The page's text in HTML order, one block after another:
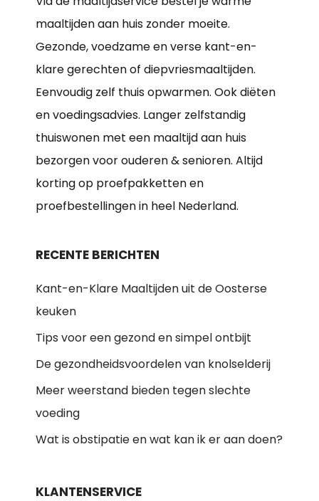
maaltijden aan huis zonder moeite.
Gezonde, voedzame en verse kant-en-
klare gerechten of diepvriesmaaltijden.
Eenvoudig zelf thuis opwarmen. Ook diëten
en voedingsadvies. Langer zelfstandig
thuiswonen met een maaltijd aan huis
bezorgen voor ouderen & senioren. Altijd
korting op proefpakketten en
proefbestellingen in heel Nederland.
RECENTE BERICHTEN
Kant-en-Klare Maaltijden uit de Oosterse
keuken
Tips voor een gezond en simpel ontbijt
De gezondheidsvoordelen van knolselderij
Meer weerstand bieden tegen slechte
voeding
Wat is obstipatie en wat kan ik er aan doen?
KLANTENSERVICE